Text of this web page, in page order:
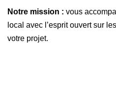
Notre mission : vous
local avec l’esprit ouvert sur
votre projet.